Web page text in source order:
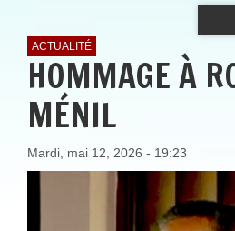
ACTUALITÉ
HOMMAGE À
MÉNIL
Mardi, mai 12, 2026 - 19:23